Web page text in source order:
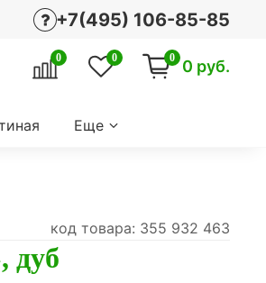
+7(495) 106-85-85
0 0 0 0 руб.
Еще
дуб
код товара: 355 932 463